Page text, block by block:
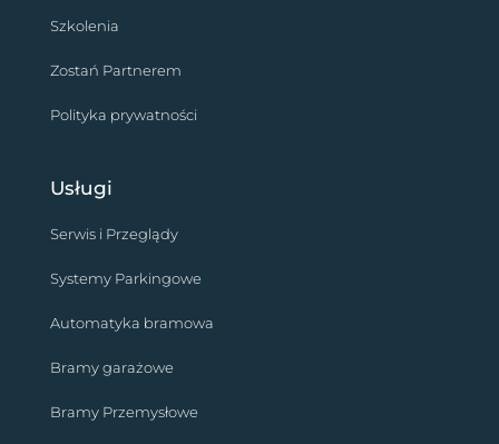
Szkolenia
Zostań Partnerem
Polityka prywatności
Usługi
Serwis i Przeglądy
Systemy Parkingowe
Automatyka bramowa
Bramy garażowe
Bramy Przemysłowe